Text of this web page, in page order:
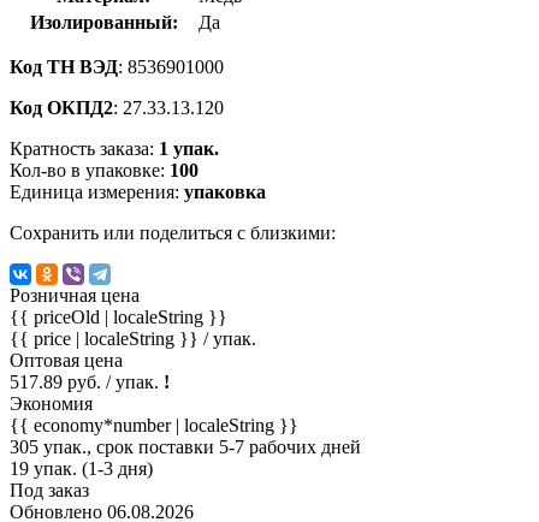
Изолированный:
Да
Код ТН ВЭД: 8536901000
Код ОКПД2: 27.33.13.120
Кратность заказа: 1 упак.
Кол-во в упаковке: 100
Единица измерения: упаковка
Сохранить или поделиться с близкими:
Розничная цена
{{ priceOld | localeString }}
{{ price | localeString }} / упак.
Оптовая цена
517.89 руб. / упак. !
Экономия
{{ economy*number | localeString }}
305 упак., срок поставки 5-7 рабочих дней
19 упак. (1-3 дня)
Под заказ
Обновлено 06.08.2026